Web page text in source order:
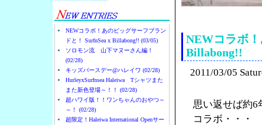
NEWコラボ！あのビッグサーフブラン
ドと！ SurfnSea x Billabong!! (03/05)
ソロモン流 山下マヌーさん編！
(02/28)
キッズバースデー@ハレイワ (02/28)
HurleyxSurfnsea Haleiwa Tシャツまた
また新色登場～！！ (02/28)
超ハワイ版！！ワンちゃんのおやつ～
～！ (02/28)
超限定！Haleiwa International Openサー
NEWコラボ
Billabong!!
2011/03/05
思い返せば約6
コラボ・・・